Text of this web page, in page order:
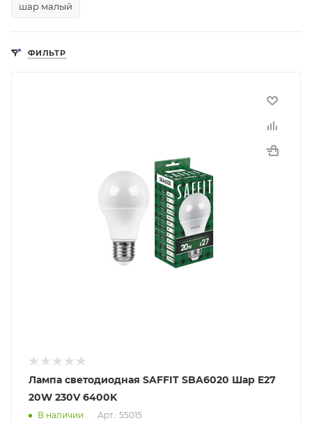
шар малый
ФИЛЬТР
Лампа светодиодная SAFFIT SBA6020 Шар E27
20W 230V 6400K
В наличии Арт.: 55015